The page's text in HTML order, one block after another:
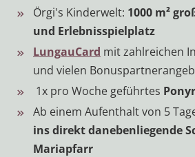
Örgi's Kinderwelt: 1000 m²
und Erlebnisspielplatz
LungauCard mit zahlreichen
und vielen
1x pro Woche geführtes
Ab einem Aufenthalt von 5
ins direkt danebenliegende
Mariapfarr